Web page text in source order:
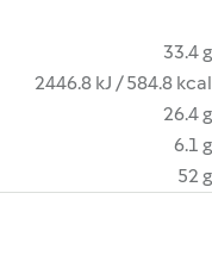
33.4 g
2446.8 kJ / 584.8 kcal
26.4 g
6.1 g
52 g